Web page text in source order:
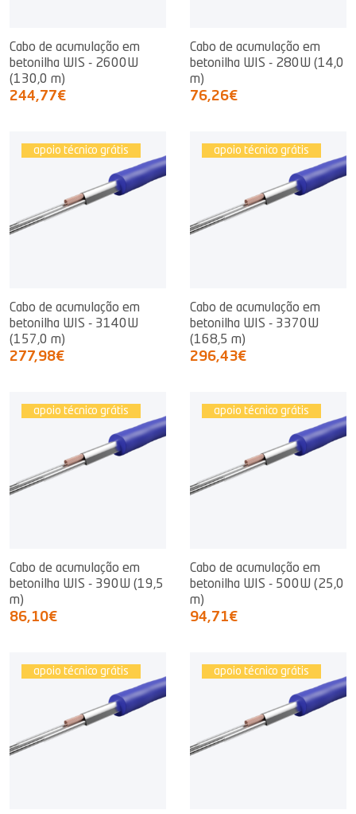
Cabo de acumulação em
betonilha WIS - 2600W
(130,0 m)
244,77€
Cabo de acumulação em
betonilha WIS - 280W (14,0
m)
76,26€
apoio técnico grátis
Cabo de acumulação em
betonilha WIS - 3140W
(157,0 m)
277,98€
apoio técnico grátis
Cabo de acumulação em
betonilha WIS - 3370W
(168,5 m)
296,43€
apoio técnico grátis
Cabo de acumulação em
betonilha WIS - 390W (19,5
m)
86,10€
apoio técnico grátis
Cabo de acumulação em
betonilha WIS - 500W (25,0
m)
94,71€
apoio técnico grátis apoio técnico grátis